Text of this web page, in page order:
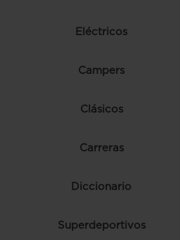
Eléctricos
Campers
Clásicos
Carreras
Diccionario
Superdeportivos